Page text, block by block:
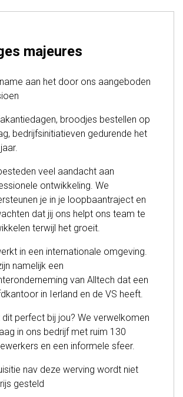
majeures
aan het door ons aangeboden
broodjes bestellen op
bedrijfsinitiatieven gedurende het
veel aandacht aan
ontwikkeling. We
je in je loopbaantraject en
dat jij ons helpt ons team te
terwijl het groeit.
in een internationale omgeving.
namelijk een
van Alltech dat een
in Ierland en de VS heeft.
dit perfect bij jou? We verwelkomen
in ons bedrijf met ruim 130
en een informele sfeer.
nav deze werving wordt niet
gesteld